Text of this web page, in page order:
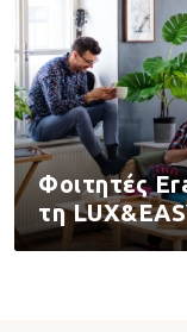
Φοιτητές
τη